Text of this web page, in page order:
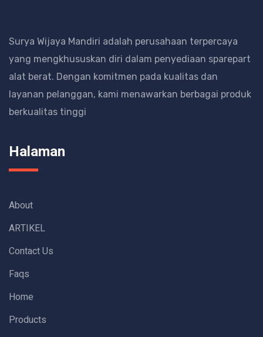
Surya Wijaya Mandiri adalah perusahaan terpercaya
yang mengkhususkan diri dalam penyediaan sparepart
alat berat. Dengan komitmen pada kualitas dan
layanan pelanggan, kami menawarkan berbagai produk
berkualitas tinggi
Halaman
About
ARTIKEL
Contact Us
Faqs
Home
Products